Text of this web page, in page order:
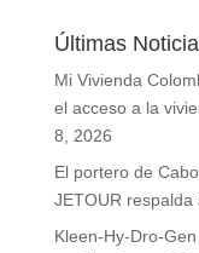
Últimas
Mi Vivienda
el acceso a la
8, 2026
El portero de
JETOUR respalda
Kleen-Hy-Dro-